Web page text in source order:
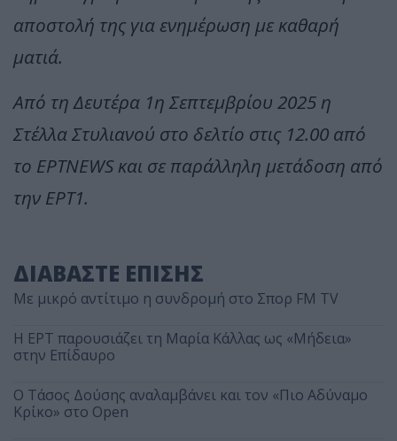
αποστολή της για ενημέρωση με καθαρή
ματιά.
Από τη Δευτέρα 1η Σεπτεμβρίου 2025 η
Στέλλα Στυλιανού στο δελτίο στις 12.00 από
το ΕΡΤNEWS και σε παράλληλη μετάδοση από
την ΕΡΤ1.
ΔΙΑΒΑΣΤΕ ΕΠΙΣΗΣ
Με μικρό αντίτιμο η συνδρομή στο Σπορ FM TV
Η ΕΡΤ παρουσιάζει τη Μαρία Κάλλας ως «Μήδεια»
στην Επίδαυρο
Ο Τάσος Δούσης αναλαμβάνει και τον «Πιο Αδύναμο
Κρίκο» στο Open